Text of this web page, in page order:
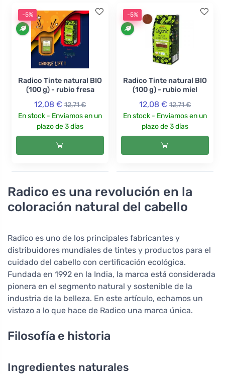
-5%
Radico Tinte natural BIO
(100 g) - rubio fresa
12,08 € 12,71 €
En stock - Enviamos en un
plazo de 3 días
-5%
Radico Tinte natural BIO
(100 g) - rubio miel
12,08 € 12,71 €
En stock - Enviamos en un
plazo de 3 días
Radico es una revolución en la
coloración natural del cabello
Radico es uno de los principales fabricantes y
distribuidores mundiales de tintes y productos para el
cuidado del cabello con certificación ecológica.
Fundada en 1992 en la India, la marca está considerada
pionera en el segmento natural y sostenible de la
industria de la belleza. En este artículo, echamos un
vistazo a lo que hace de Radico una marca única.
Filosofía e historia
Ingredientes naturales